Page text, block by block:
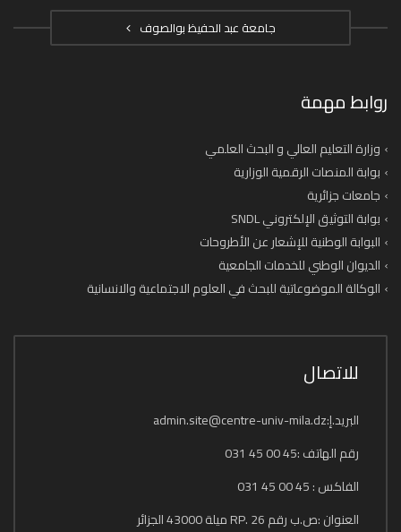
جامعة عبد الحفيظ بوالصوف
روابط مهمة
وزارة التعليم العالي و البحث العلمي
بوابة المنصات الرقمية الوزارية
جامعات جزائرية
بوابة التوثيق الإلكتروني SNDL
البوابة الوطنية للإشعار عن الأطروحات
الديوان الوطني للخدمات الجامعية
الوكالة الموضوعاتية للبحث في العلوم الاجتماعية والانسانية
للاتصال
البريد.إ:admin.site@centre-univ-mila.dz
رقم الهاتف :45 00 45 031
الفاكس : 45 00 45 031
العنوان :ص.ب رقم 26 .RP ميلة 43000 الجزائر